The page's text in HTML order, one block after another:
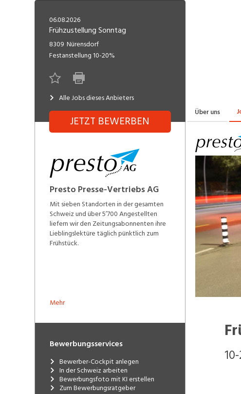
Freelance
Lehrstelle
Engineering, Technik, Architektur
Gastronomie, Hotellerie,
Tourismus, Lebensmittel
Informatik, Telekommunikation
Marketing, Kommunikation,
Medien, Druck
Sicherheit, Rettung, Polizei, Zoll
06.08.2026
Frühzustellung Sonntag
8309 Nürensdorf
Festanstellung 10-20%
Alle Jobs dieses Anbieters
JETZT BEWERBEN
Über uns
Presto Presse-Vertriebs AG
Mit sieben Standorten in der gesamten
Schweiz und über 5’700 Angestellten
liefern wir den Zeitungsabonnenten ihre
Lieblingslektüre täglich pünktlich zum
Frühstück.
Mehr
Bewerbungsservices
Bewerber-Cockpit anlegen
In der Schweiz arbeiten
Bewerbungsfoto mit KI erstellen
Zum Bewerbungsratgeber